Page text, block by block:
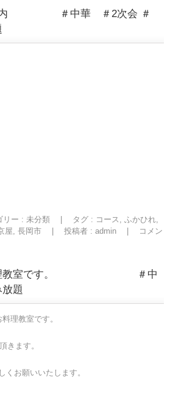
案内 ＃中華 ＃2次会 ＃
リー : 未分類 タグ : コース , ふかひれ,
屋, 長岡市 投稿者 : admin
コメン
料理教室です。 ＃中
題
理教室です。
きます。
くお願いいたします。